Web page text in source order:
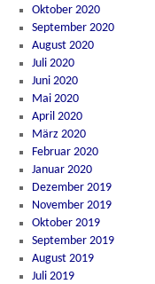
Oktober 2020
September 2020
August 2020
Juli 2020
Juni 2020
Mai 2020
April 2020
März 2020
Februar 2020
Januar 2020
Dezember 2019
November 2019
Oktober 2019
September 2019
August 2019
Juli 2019